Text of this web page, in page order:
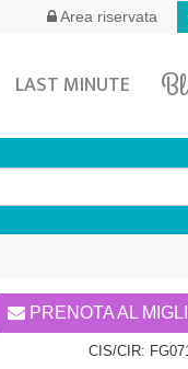
Area riservata
LAST MINUTE
PRENOTA AL
CIS/CIR: